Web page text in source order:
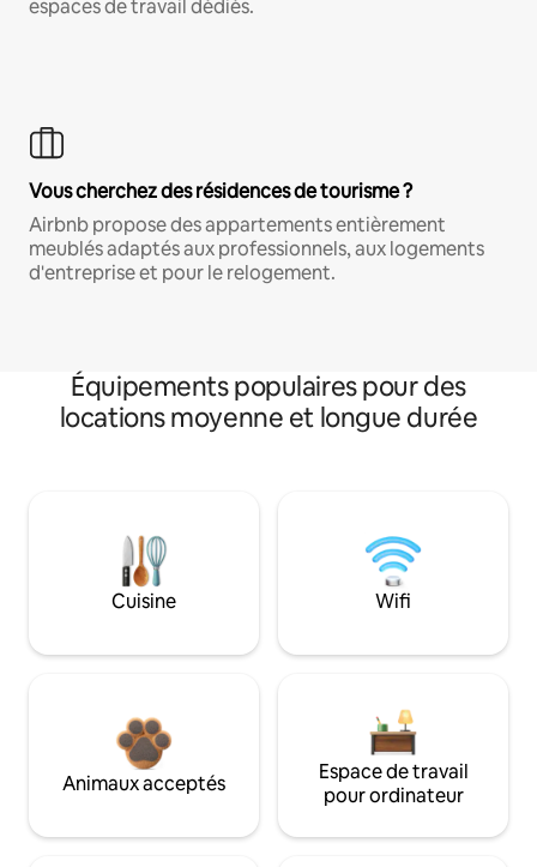
espaces de travail dédiés.
Vous cherchez des résidences de tourisme ?
Airbnb propose des appartements entièrement
meublés adaptés aux professionnels, aux logements
d'entreprise et pour le relogement.
Équipements populaires pour des
locations moyenne et longue durée
Cuisine Wifi
Animaux acceptés
Espace de travail
pour ordinateur